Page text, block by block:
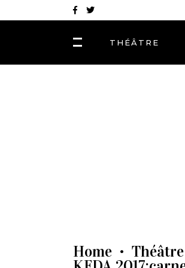
THÉÂTRE
Home • Théâtre